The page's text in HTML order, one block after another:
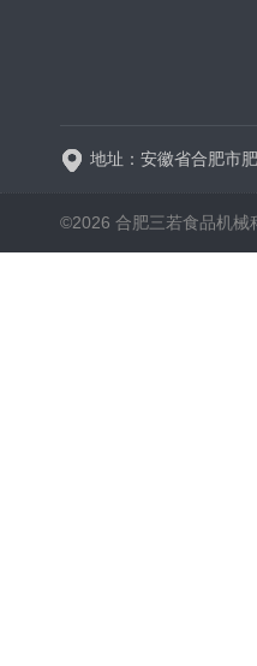
地址：安徽省合肥市
©2026 合肥三若食品机